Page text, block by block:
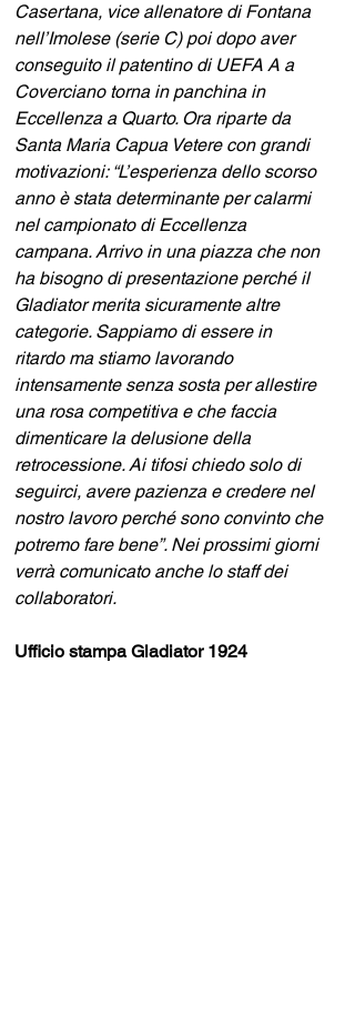
Casertana, vice allenatore di Fontana
nell’Imolese (serie C) poi dopo aver
conseguito il patentino di UEFA A a
Coverciano torna in panchina in
Eccellenza a Quarto. Ora riparte da
Santa Maria Capua Vetere con grandi
motivazioni: “L’esperienza dello scorso
anno è stata determinante per calarmi
nel campionato di Eccellenza
campana. Arrivo in una piazza che non
ha bisogno di presentazione perché il
Gladiator merita sicuramente altre
categorie. Sappiamo di essere in
ritardo ma stiamo lavorando
intensamente senza sosta per allestire
una rosa competitiva e che faccia
dimenticare la delusione della
retrocessione. Ai tifosi chiedo solo di
seguirci, avere pazienza e credere nel
nostro lavoro perché sono convinto che
potremo fare bene”. Nei prossimi giorni
verrà comunicato anche lo staff dei
collaboratori.
Ufficio stampa Gladiator 1924